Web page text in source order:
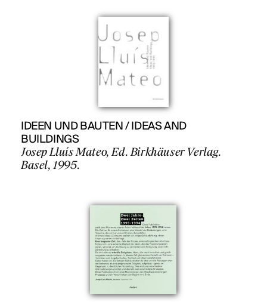
IDEEN UND BAUTEN / IDEAS AND
BUILDINGS
Josep Lluís Mateo, Ed. Birkhäuser Verlag.
Basel, 1995.
PROJECTS